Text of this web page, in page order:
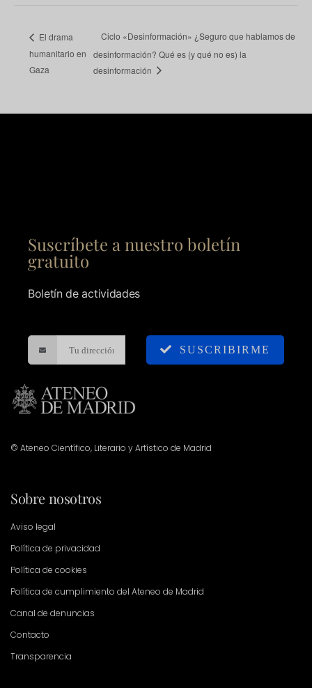
El drama
humanitario en
Gaza
Ciclo «Desinformación» ¿Seguro que hablamos de
desinformación? Qué es (y qué no es) la
desinformación
Suscríbete a nuestro boletín
gratuito
Boletín de actividades
SUSCRIBIRME
© Ateneo Científico, Literario y Artístico de Madrid
Sobre nosotros
Aviso legal
Política de privacidad
Política de cookies
Política de cumplimiento del Ateneo de Madrid
Canal de denuncias
Contacto
Transparencia